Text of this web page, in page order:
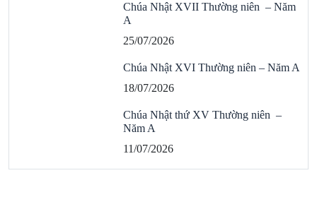
Chúa Nhật XVII Thường niên – Năm
A
25/07/2026
Chúa Nhật XVI Thường niên – Năm A
18/07/2026
Chúa Nhật thứ XV Thường niên –
Năm A
11/07/2026